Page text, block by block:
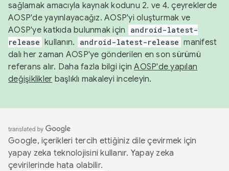
sağlamak amacıyla kaynak kodunu 2. ve 4. çeyreklerde
AOSP'de yayınlayacağız. AOSP'yi oluşturmak ve
AOSP'ye katkıda bulunmak için
android-latest-
release kullanın. android-latest-release manifest
dalı her zaman AOSP'ye gönderilen en son sürümü
referans alır. Daha fazla bilgi içinAOSP'de yapılan
değişiklikler başlıklı makaleyi inceleyin.
Google, içerikleri tercih ettiğiniz dile çevirmek için
yapay zeka teknolojisini kullanır. Yapay zeka
çevirilerinde hata olabilir.